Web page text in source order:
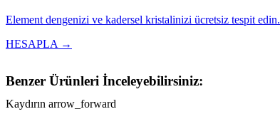
Element dengenizi ve kadersel kristalinizi ücretsiz tespit edin.
HESAPLA →
Benzer Ürünleri İnceleyebilirsiniz:
Kaydırın arrow_forward